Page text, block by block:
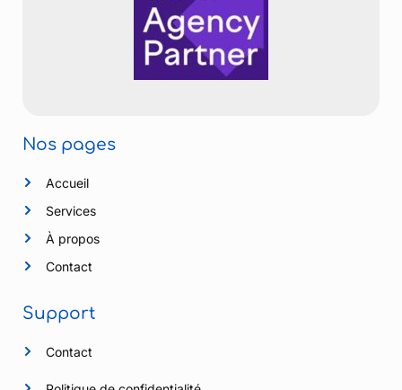
Nos pages
Accueil
Services
À propos
Contact
Support
Contact